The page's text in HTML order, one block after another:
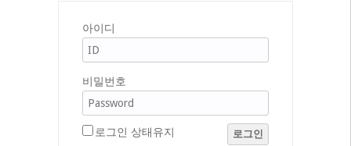
아이디
비밀번호
로그인 상태유지 로그인